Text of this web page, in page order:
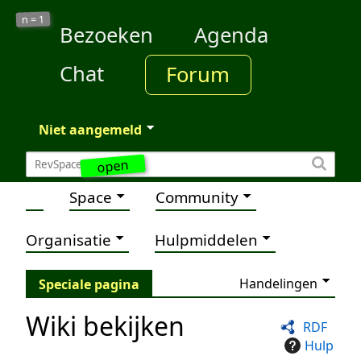
open
n = 1
Bezoeken
Agenda
Chat
Forum
Niet aangemeld
Space Community
Organisatie Hulpmiddelen
Speciale pagina Handelingen
RDF
Hulp
Wiki bekijken